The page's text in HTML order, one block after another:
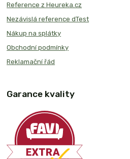
Reference z Heureka.cz
Nezávislá reference dTest
Nákup na splátky
Obchodní podmínky
Reklamační řád
Garance kvality